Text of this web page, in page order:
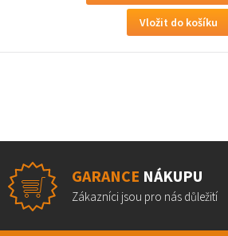
GARANCE NÁKUPU
Zákazníci jsou pro nás důležití